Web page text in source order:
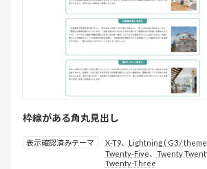
枠線がある角丸見出し
表示確認済みテーマ X-T9、 Lightning ( G3 /
Twenty-Five、 Twenty
Twenty-Three